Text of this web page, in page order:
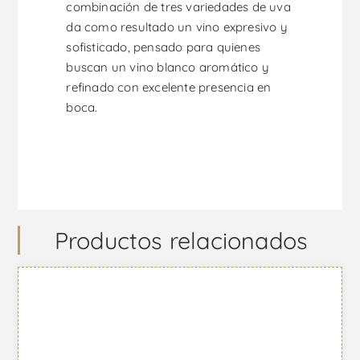
combinación de tres variedades de uva
da como resultado un vino expresivo y
sofisticado, pensado para quienes
buscan un vino blanco aromático y
refinado con excelente presencia en
boca.
Productos relacionados